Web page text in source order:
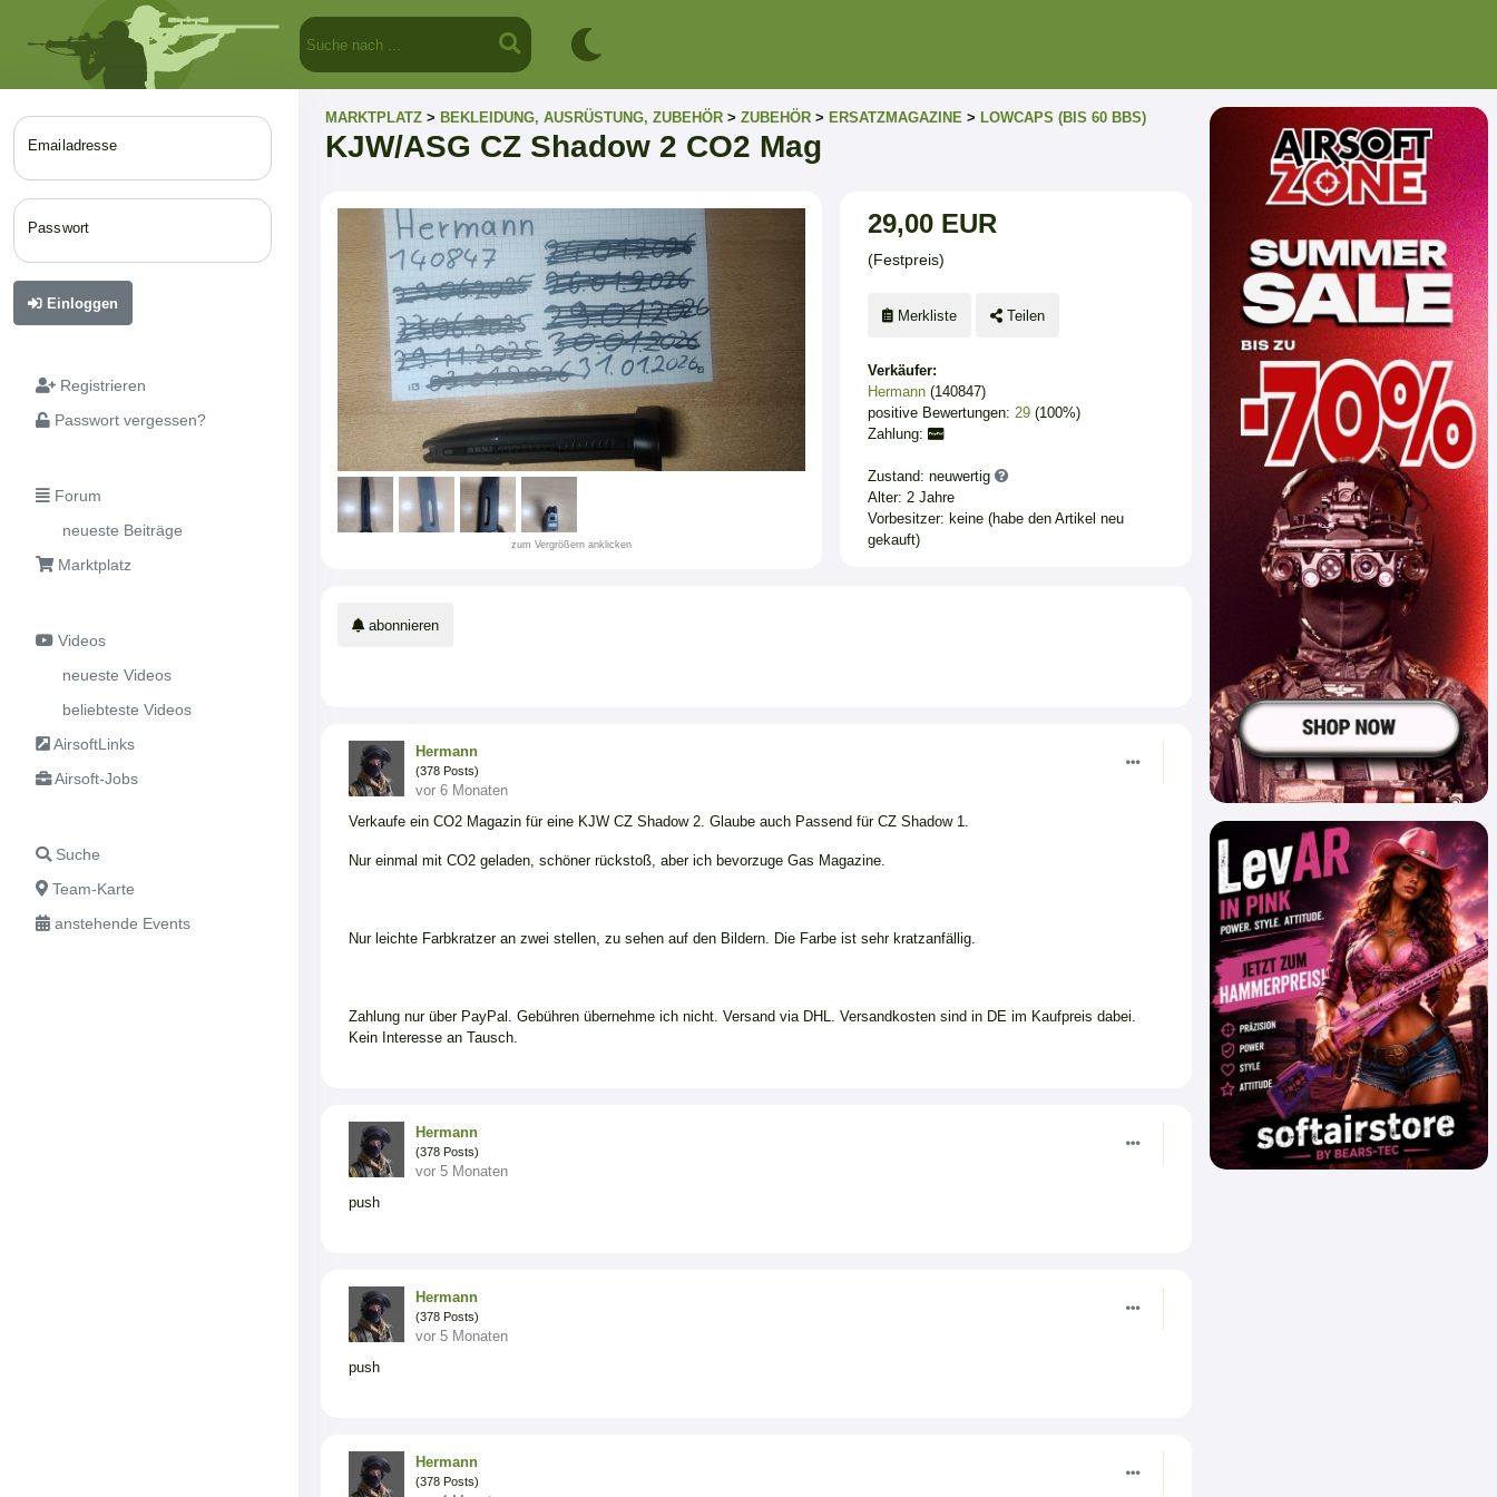
Emailadresse
Passwort
Einloggen
Registrieren
Passwort vergessen?
Forum
neueste Beiträge
Marktplatz
Videos
neueste Videos
beliebteste Videos
AirsoftLinks
Airsoft-Jobs
Suche
Team-Karte
anstehende Events
MARKTPLATZ > BEKLEIDUNG, AUSRÜSTUNG, ZUBEHÖR > ZUBEHÖR > ERSATZMAGAZINE > LOWCAPS (BIS 60 BBS)
KJW/ASG CZ Shadow 2 CO2 Mag
zum Vergrößern anklicken
29,00 EUR
(Festpreis)
Merkliste Teilen
Verkäufer:
Hermann (140847)
positive Bewertungen: 29(100%)
Zahlung:
Zustand: neuwertig
Alter: 2 Jahre
Vorbesitzer: keine (habe den Artikel neu
gekauft)
abonnieren
Hermann
(378 Posts)
vor 6 Monaten
Verkaufe ein CO2 Magazin für eine KJW CZ Shadow 2. Glaube auch Passend für CZ Shadow 1.
Nur einmal mit CO2 geladen, schöner rückstoß, aber ich bevorzuge Gas Magazine.
Nur leichte Farbkratzer an zwei stellen, zu sehen auf den Bildern. Die Farbe ist sehr kratzanfällig.
Zahlung nur über PayPal. Gebühren übernehme ich nicht. Versand via DHL. Versandkosten sind in DE im Kaufpreis dabei.
Kein Interesse an Tausch.
Hermann
(378 Posts)
vor 5 Monaten
push
Hermann
(378 Posts)
vor 5 Monaten
push
Hermann
(378 Posts)